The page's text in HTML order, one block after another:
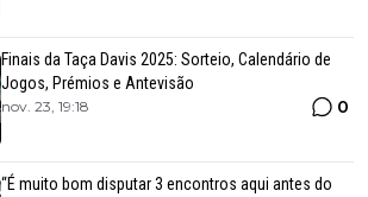
Finais da Taça Davis 2025: Sorteio, Calendário de
Jogos, Prémios e Antevisão
nov. 23, 19:18 0
“É muito bom disputar 3 encontros aqui antes do